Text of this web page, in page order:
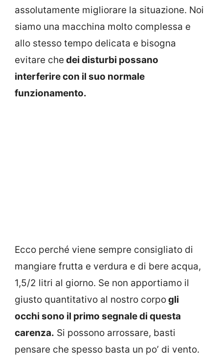
assolutamente migliorare la situazione. Noi
siamo una macchina molto complessa e
allo stesso tempo delicata e bisogna
evitare che dei disturbi possano
interferire con il suo normale
funzionamento.
Ecco perché viene sempre consigliato di
mangiare frutta e verdura e di bere acqua,
1,5/2 litri al giorno. Se non apportiamo il
giusto quantitativo al nostro corpogli
occhi sono il primo segnale di questa
carenza. Si possono arrossare, basti
pensare che spesso basta un po’ di vento.